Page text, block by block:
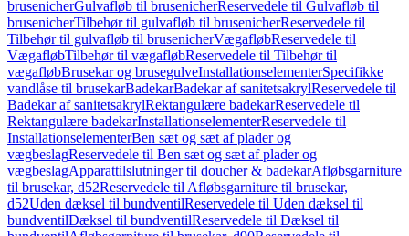
brusenicherGulvafløb til brusenicherReservedele til Gulvafløb til
brusenicherTilbehør til gulvafløb til brusenicherReservedele til
Tilbehør til gulvafløb til brusenicherVægafløbReservedele til
VægafløbTilbehør til vægafløbReservedele til Tilbehør til
vægafløbBrusekar og brusegulveInstallationselementerSpecifikke
vandlåse til brusekarBadekarBadekar af sanitetsakrylReservedele til
Badekar af sanitetsakrylRektangulære badekarReservedele til
Rektangulære badekarInstallationselementerReservedele til
InstallationselementerBen sæt og sæt af plader og
vægbeslagReservedele til Ben sæt og sæt af plader og
vægbeslagApparattilslutninger til doucher & badekarAfløbsgarniture
til brusekar, d52Reservedele til Afløbsgarniture til brusekar,
d52Uden dæksel til bundventilReservedele til Uden dæksel til
bundventilDæksel til bundventilReservedele til Dæksel til